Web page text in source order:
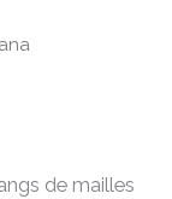
de mailles